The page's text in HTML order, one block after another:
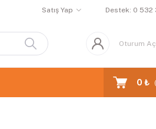
Satış Yap Destek: 0 532
Oturum Aç
0 ₺ (